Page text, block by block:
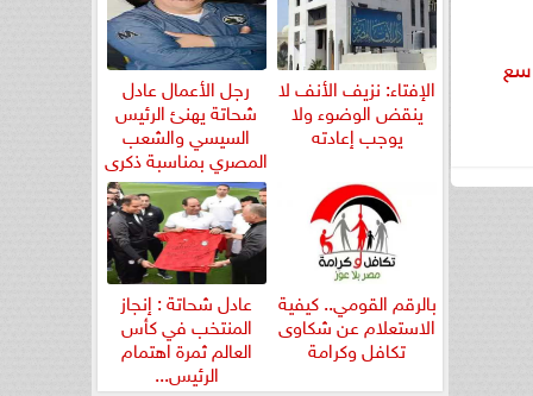
الإفتاء: نزيف الأنف لا
ينقض الوضوء ولا
يوجب إعادته
رجل الأعمال عادل
شحاتة يهنئ الرئيس
السيسي والشعب
المصري بمناسبة ذكرى
ثورة...
بالرقم القومي.. كيفية
الاستعلام عن شكاوى
تكافل وكرامة
عادل شحاتة : إنجاز
المنتخب في كأس
العالم ثمرة اهتمام
الرئيس...